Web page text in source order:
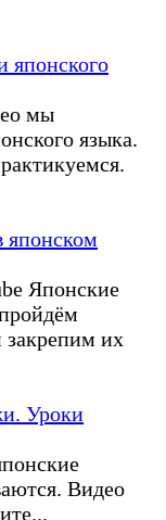
японского
мы
языка.
японском
Японские
закрепим их
Уроки
Видео